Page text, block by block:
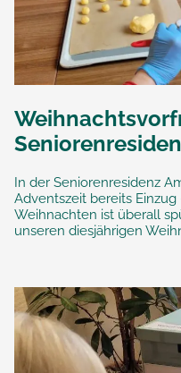
In der Seniorenresidenz
Adventszeit bereits
Weihnachten ist überall
unseren diesjährigen